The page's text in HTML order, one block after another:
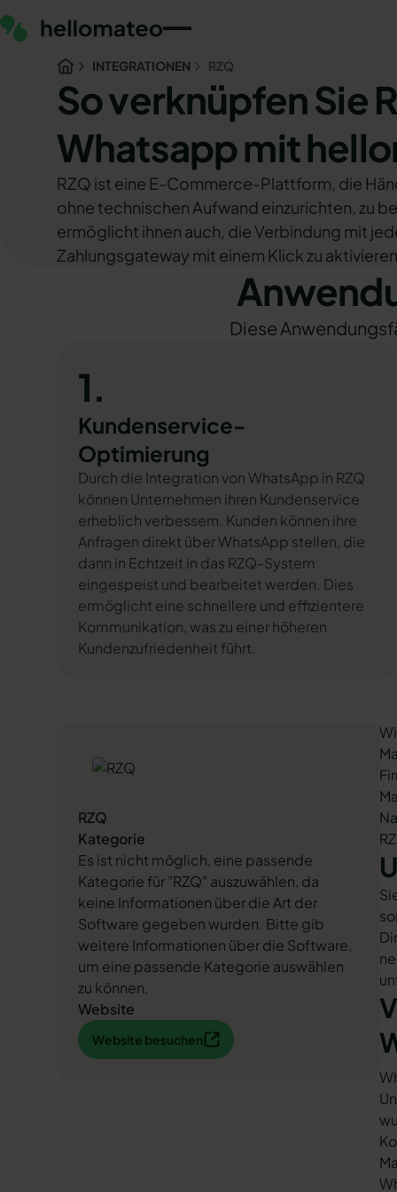
INTEGRATIONEN RZQ
So verknüpfen Sie
Whatsapp mit
RZQ ist eine E-Commerce-Plattform, die
ohne technischen Aufwand einzurichten, zu
ermöglicht ihnen auch, die Verbindung mit
Zahlungsgateway mit einem Klick zu
Diese
1.
Kundenservice-
Optimierung
Durch die Integration von WhatsApp in RZQ
können Unternehmen ihren Kundenservice
erheblich verbessern. Kunden können ihre
Anfragen direkt über WhatsApp stellen, die
dann in Echtzeit in das RZQ-System
eingespeist und bearbeitet werden. Dies
ermöglicht eine schnellere und effizientere
Kommunikation, was zu einer höheren
Kundenzufriedenheit führt.
RZQ
Kategorie
Es ist nicht möglich, eine passende
Kategorie für "RZQ" auszuwählen, da
keine Informationen über die Art der
Software gegeben wurden. Bitte gib
weitere Informationen über die Software,
um eine passende Kategorie auswählen
zu können.
Website
Website besuchen
Website besuchen